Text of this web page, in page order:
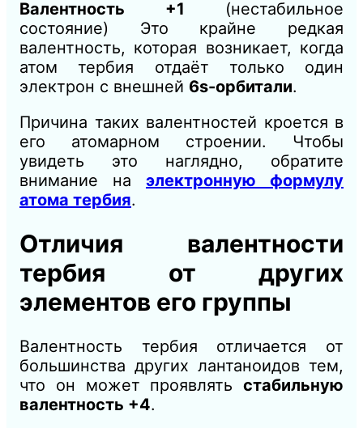
Валентность +1 (нестабильное
состояние) Это крайне редкая
валентность, которая возникает, когда
атом тербия отдаёт только один
электрон с внешней 6s-орбитали.
Причина таких валентностей кроется в
его атомарном строении. Чтобы
увидеть это наглядно, обратите
внимание на электронную формулу
атома тербия.
Отличия валентности
тербия от других
элементов его группы
Валентность тербия отличается от
большинства других лантаноидов тем,
что он может проявлять стабильную
валентность +4.